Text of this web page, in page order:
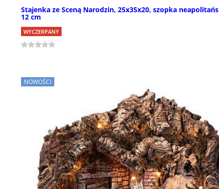
Stajenka ze Sceną Narodzin, 25x35x20, szopka
12 cm
WYCZERPANY
NOWOŚCI